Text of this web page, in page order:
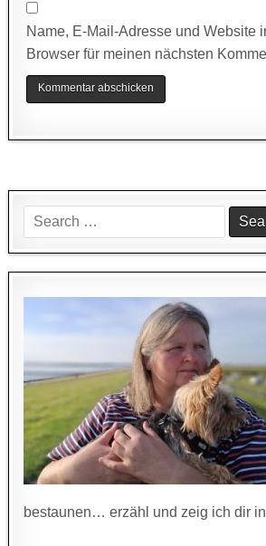
Name, E-Mail-Adresse und Website
Browser für meinen nächsten
Search
for:
bestaunen… erzähl und zeig ich dir